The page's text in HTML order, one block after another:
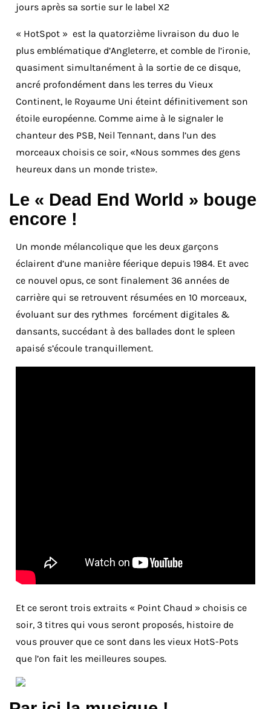
jours après sa sortie sur le label X2
« HotSpot » est la quatorzième livraison du duo le
plus emblématique d’Angleterre, et comble de l’ironie,
quasiment simultanément à la sortie de ce disque,
ancré profondément dans les terres du Vieux
Continent, le Royaume Uni éteint définitivement son
étoile européenne. Comme aime à le signaler le
chanteur des PSB, Neil Tennant, dans l’un des
morceaux choisis ce soir, «Nous sommes des gens
heureux dans un monde triste».
Le « Dead End World » bouge
encore !
Un monde mélancolique que les deux garçons
éclairent d’une manière féerique depuis 1984. Et avec
ce nouvel opus, ce sont finalement 36 années de
carrière qui se retrouvent résumées en 10 morceaux,
évoluant sur des rythmes forcément digitales &
dansants, succédant à des ballades dont le spleen
apaisé s’écoule tranquillement.
Et ce seront trois extraits « Point Chaud » choisis ce
soir, 3 titres qui vous seront proposés, histoire de
vous prouver que ce sont dans les vieux HotS-Pots
que l’on fait les meilleures soupes.